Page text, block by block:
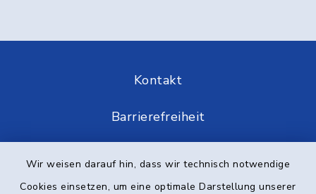
Wir weisen darauf hin, dass wir technisch notwendige
Cookies einsetzen, um eine optimale Darstellung unserer
Kontakt
Barrierefreiheit
Impressum